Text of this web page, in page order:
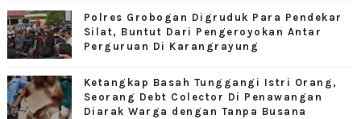
Polres Grobogan Digruduk Para Pendekar
Silat, Buntut Dari Pengeroyokan Antar
Perguruan Di Karangrayung
Ketangkap Basah Tunggangi Istri Orang,
Seorang Debt Colector Di Penawangan
Diarak Warga dengan Tanpa Busana